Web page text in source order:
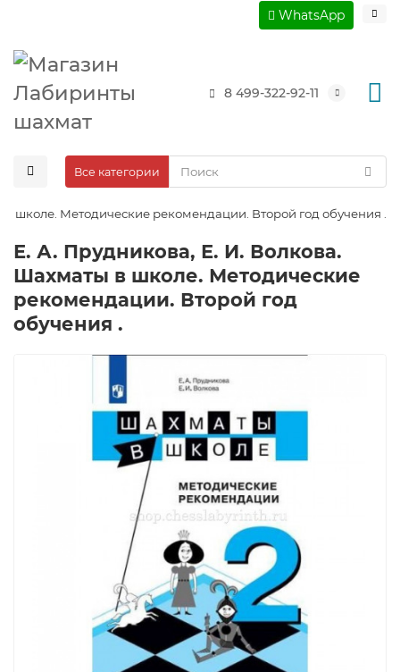
WhatsApp
8 499-322-92-11
Все категории
школе. Методические рекомендации. Второй год обучения .
Е. А. Прудникова, Е. И. Волкова.
Шахматы в школе. Методические
рекомендации. Второй год
обучения .